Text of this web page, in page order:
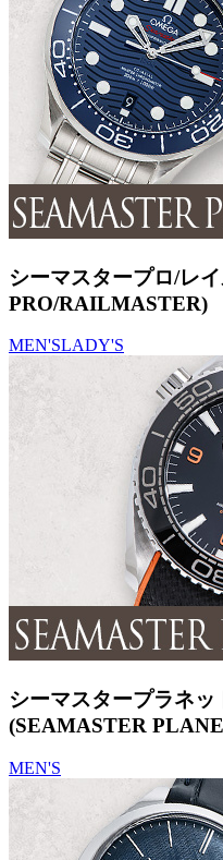
シーマスタープロ/レ
PRO/RAILMASTER)
MEN'SLADY'S
シーマスタープラネッ
(SEAMASTER
MEN'S